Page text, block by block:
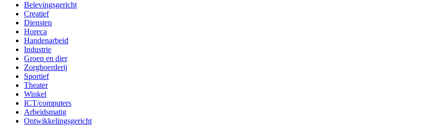
Belevingsgericht
Creatief
Diensten
Horeca
Handenarbeid
Industrie
Groen en dier
Zorgboerderij
Sportief
Theater
Winkel
ICT/computers
Arbeidsmatig
Ontwikkelingsgericht